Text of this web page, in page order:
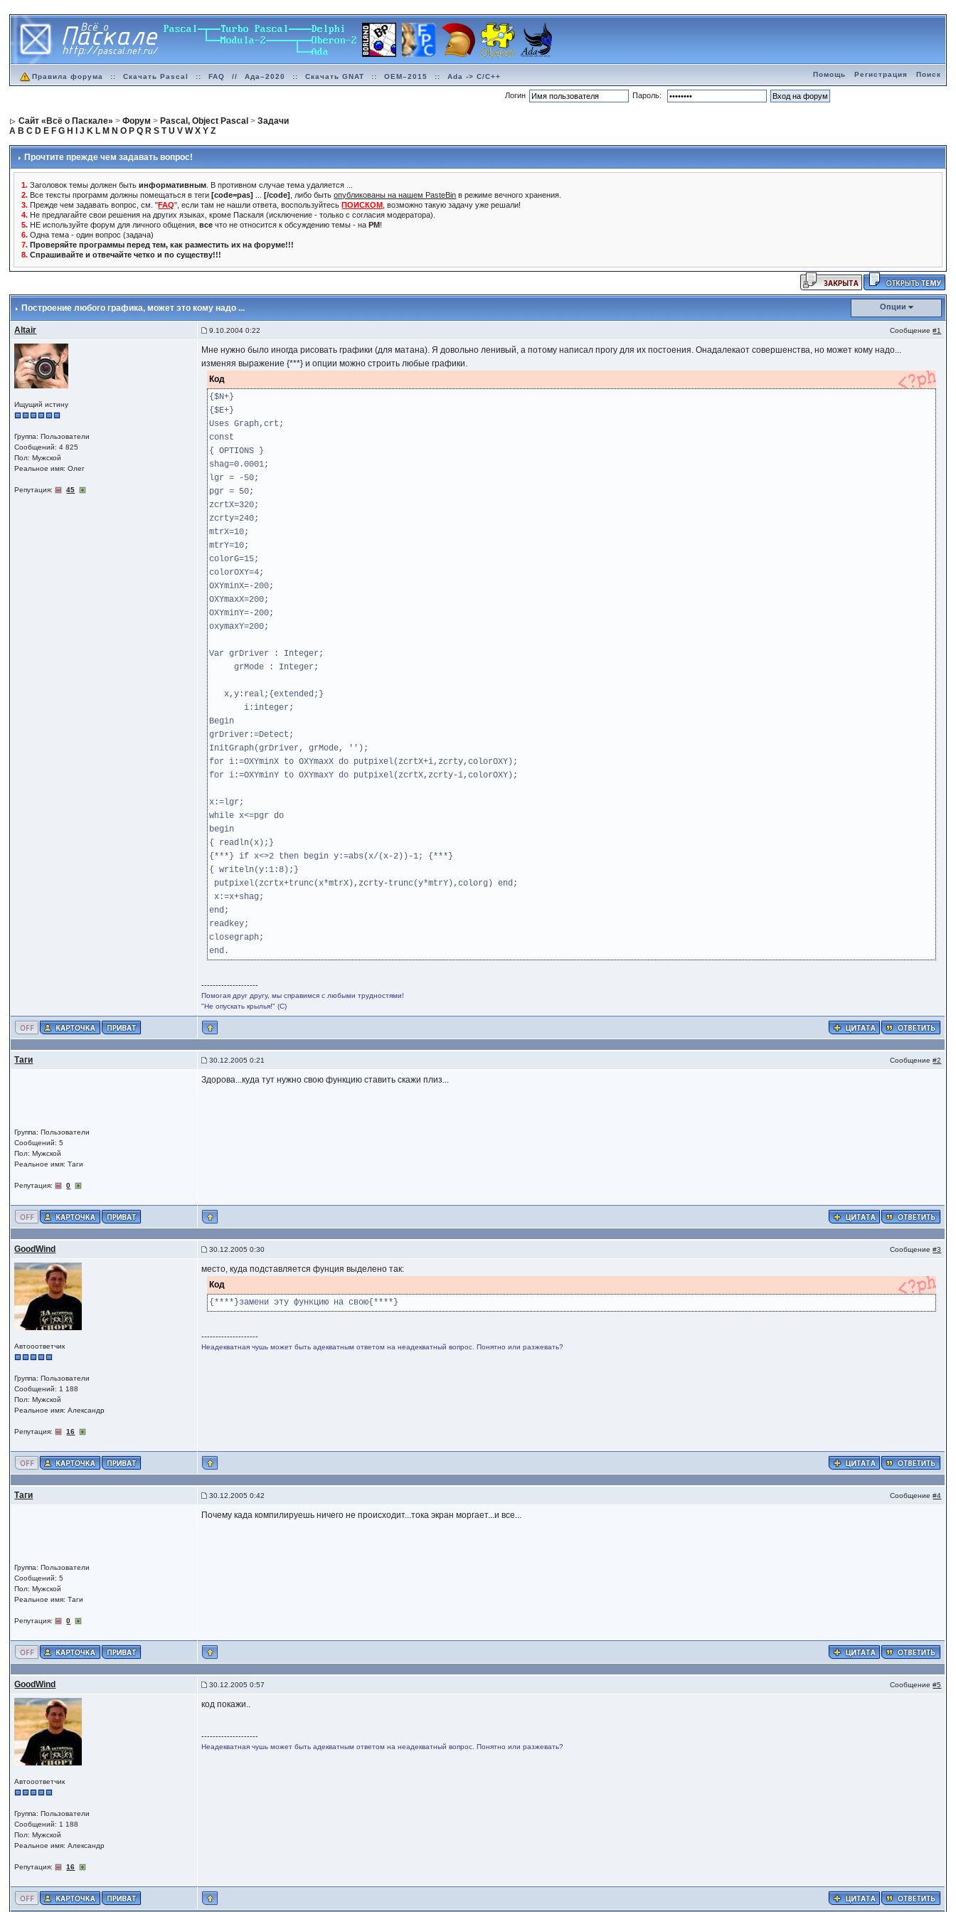
Правила форума :: Скачать Pascal :: FAQ // Ада–2020 :: Скачать GNAT :: OEM–2015 :: Ada -> C/C++ Помощь Регистрация Поиск
Логин Пароль:
Сайт «Всё о Паскале» >Форум > Pascal, Object Pascal >Задачи
A B C D E F G H J K L M N O P Q R S T U V W X Y Z
Прочтите прежде чем задавать вопрос!
1. Заголовок темы должен бытьинформативным . В противном случае тема удаляется ...
2. Все тексты программ должны помещаться в теги[code=pas] ...[/code] , либо бытьопубликованы на нашем PasteBin в режиме вечного хранения.
3. Прежде чем задавать вопрос, см. "FAQ", если там не нашли ответа, воспользуйтесьПОИСКОМ , возможно такую задачу уже решали!
4. Не предлагайте свои решения на других языках, кроме Паскаля (исключение - только с согласия модератора).
5. НЕ используйте форум для личного общения,все что не относится к обсуждению темы - наPM!
6. Одна тема - один вопрос (задача)
7. Проверяйте программы перед тем, как разместить их на форуме!!!
8. Спрашивайте и отвечайте четко и по существу!!!
Построение любого графика, может это кому надо ... Опции
Altair 9.10.2004 0:22 Сообщение#1
Ищущий истину
Группа: Пользователи
Сообщений: 4 825
Пол: Мужской
Реальное имя: Олег
Репутация: 45
Мне нужно было иногда рисовать графики (для матана). Я довольно ленивый, а потому написал прогу для их постоения. Онадалекаот совершенства, но может кому надо...
изменяя выражение {***} и опции можно строить любые графики.
Код
{$N+}
{$E+}
Uses Graph,crt;
const
{ OPTIONS }
shag=0.0001;
lgr = -50;
pgr = 50;
zcrtX=320;
zcrty=240;
mtrX=10;
mtrY=10;
colorG=15;
colorOXY=4;
OXYminX=-200;
OXYmaxX=200;
OXYminY=-200;
oxymaxY=200;
Var grDriver : Integer;
grMode : Integer;
x,y:real;{extended;}
i:integer;
Begin
grDriver:=Detect;
InitGraph(grDriver, grMode, '');
for i:=OXYminX to OXYmaxX do putpixel(zcrtX+i,zcrty,colorOXY);
for i:=OXYminY to OXYmaxY do putpixel(zcrtX,zcrty-i,colorOXY);
x:=lgr;
while x<=pgr do
begin
{ readln(x);}
{***} if x<>2 then begin y:=abs(x/(x-2))-1; {***}
{ writeln(y:1:8);}
putpixel(zcrtx+trunc(x*mtrX),zcrty-trunc(y*mtrY),colorg) end;
x:=x+shag;
end;
readkey;
closegraph;
end.
--------------------
Помогая друг другу, мы справимся с любыми трудностями!
"Не опускать крылья!" (С)
Таги 30.12.2005 0:21 Сообщение#2
Группа: Пользователи
Сообщений: 5
Пол: Мужской
Реальное имя: Таги
Репутация: 0
Здорова...куда тут нужно свою функцию ставить скажи плиз...
GoodWind 30.12.2005 0:30 Сообщение#3
Автооответчик
Группа: Пользователи
Сообщений: 1 188
Пол: Мужской
Реальное имя: Александр
Репутация: 16
место, куда подставляется фунция выделено так:
Код
{****}замени эту функцию на свою{****}
--------------------
Неадекватная чушь может быть адекватным ответом на неадекватный вопрос. Понятно или разжевать?
Таги 30.12.2005 0:42 Сообщение#4
Группа: Пользователи
Сообщений: 5
Пол: Мужской
Реальное имя: Таги
Репутация: 0
Почему када компилируешь ничего не происходит...тока экран моргает...и все...
GoodWind 30.12.2005 0:57 Сообщение#5
Автооответчик
Группа: Пользователи
Сообщений: 1 188
Пол: Мужской
Реальное имя: Александр
Репутация: 16
код покажи..
--------------------
Неадекватная чушь может быть адекватным ответом на неадекватный вопрос. Понятно или разжевать?